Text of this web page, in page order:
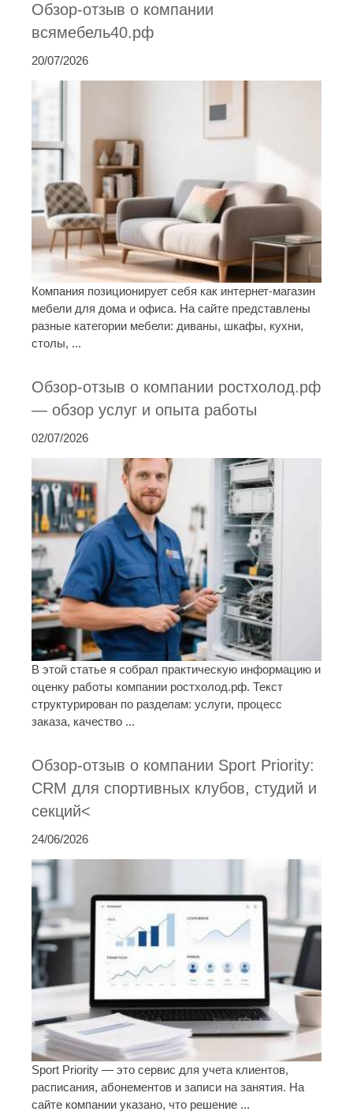
Обзор-отзыв о компании
всямебель40.рф
20/07/2026
Компания позиционирует себя как интернет-магазин
мебели для дома и офиса. На сайте представлены
разные категории мебели: диваны, шкафы, кухни,
столы, ...
Обзор-отзыв о компании ростхолод.рф
— обзор услуг и опыта работы
02/07/2026
В этой статье я собрал практическую информацию и
оценку работы компании ростхолод.рф. Текст
структурирован по разделам: услуги, процесс
заказа, качество ...
Обзор-отзыв о компании Sport Priority:
CRM для спортивных клубов, студий и
секций<
24/06/2026
Sport Priority — это сервис для учета клиентов,
расписания, абонементов и записи на занятия. На
сайте компании указано, что решение ...